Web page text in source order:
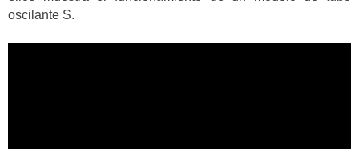
oscilante S.